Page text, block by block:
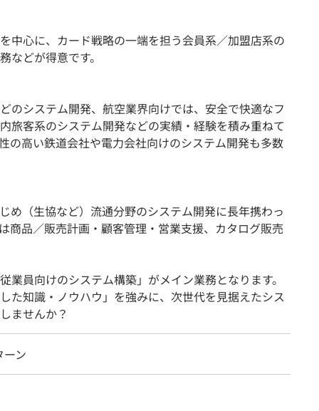
中心に、カード戦略の一端を担う会員系／加盟店系の
などが得意です。
のシステム開発、航空業界向けでは、安全で快適なフ
旅客系のシステム開発などの実績・経験を積み重ねて
の高い鉄道会社や電力会社向けのシステム開発も多数
め（生協など）流通分野のシステム開発に長年携わっ
商品／販売計画・顧客管理・営業支援、カタログ販売
業員向けのシステム構築」がメイン業務となります。
た知識・ノウハウ」を強みに、次世代を見据えたシス
ませんか？
ン